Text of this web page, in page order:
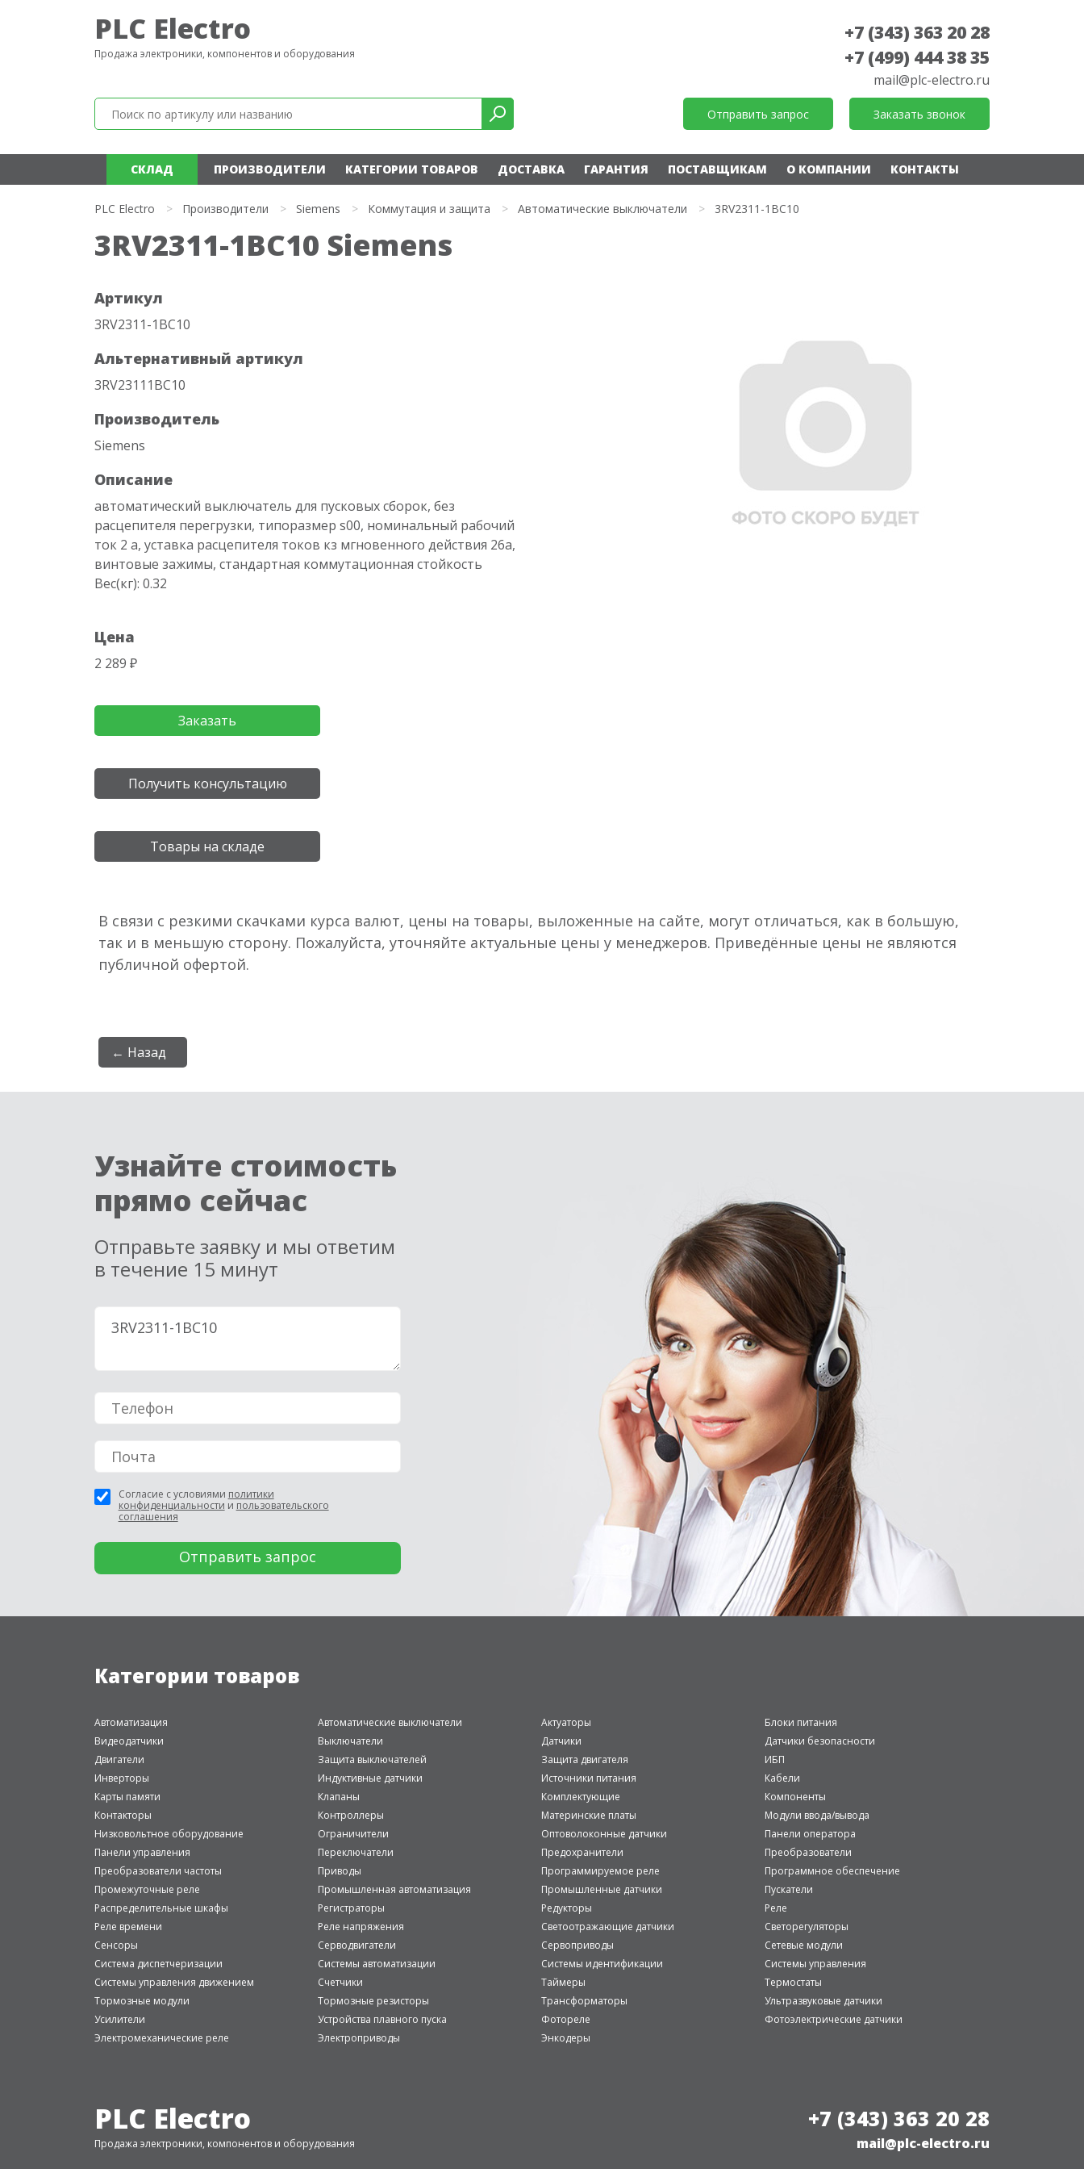
PLC Electro
Продажа электроники, компонентов и оборудования
+7 (343) 363 20 28
+7 (499) 444 38 35
mail@plc-electro.ru
Отправить запрос Заказать звонок
СКЛАД ПРОИЗВОДИТЕЛИ КАТЕГОРИИ ТОВАРОВ ДОСТАВКА ГАРАНТИЯ ПОСТАВЩИКАМ О КОМПАНИИ КОНТАКТЫ
PLC Electro > Производители > Siemens > Коммутация и защита > Автоматические выключатели > 3RV2311-1BC10
3RV2311-1BC10 Siemens
Артикул
3RV2311-1BC10
Альтернативный артикул
3RV23111BC10
Производитель
Siemens
Описание
автоматический выключатель для пусковых сборок, без
расцепителя перегрузки, типоразмер s00, номинальный рабочий
ток 2 a, уставка расцепителя токов кз мгновенного действия 26a,
винтовые зажимы, стандартная коммутационная стойкость
Вес(кг): 0.32
Цена
2 289 ₽
Заказать
Получить консультацию
Товары на складе
В связи с резкими скачками курса валют, цены на товары, выложенные на сайте, могут отличаться, как в большую,
так и в меньшую сторону. Пожалуйста, уточняйте актуальные цены у менеджеров. Приведённые цены не являются
публичной офертой.
← Назад
Узнайте стоимость
прямо сейчас
Отправьте заявку и мы ответим
в течение 15 минут
Согласие с условиями политики
конфиденциальности и пользовательского
соглашения
Категории товаров
Автоматизация Автоматические выключатели Актуаторы
Блоки питания
Видеодатчики
Выключатели Датчики
Датчики безопасности
Двигатели
Защита выключателей Защита двигателя
ИБП
Инверторы
Индуктивные датчики Источники питания
Кабели
Карты памяти
Клапаны Комплектующие
Компоненты
Контакторы
Контроллеры Материнские платы
Модули ввода/вывода
Низковольтное оборудование
Ограничители Оптоволоконные датчики
Панели оператора
Панели управления
Переключатели Предохранители
Преобразователи
Преобразователи частоты
Приводы Программируемое реле
Программное обеспечение
Промежуточные реле
Промышленная автоматизация Промышленные датчики
Пускатели
Распределительные шкафы
Регистраторы Редукторы
Реле
Реле времени
Реле напряжения Светоотражающие датчики
Светорегуляторы
Сенсоры
Серводвигатели Сервоприводы
Сетевые модули
Система диспетчеризации
Системы автоматизации Системы идентификации
Системы управления
Системы управления движением
Счетчики Таймеры
Термостаты
Тормозные модули
Тормозные резисторы Трансформаторы
Ультразвуковые датчики
Усилители
Устройства плавного пуска Фотореле
Фотоэлектрические датчики
Электромеханические реле
Электроприводы Энкодеры
PLC Electro
Продажа электроники, компонентов и оборудования
+7 (343) 363 20 28
mail@plc-electro.ru